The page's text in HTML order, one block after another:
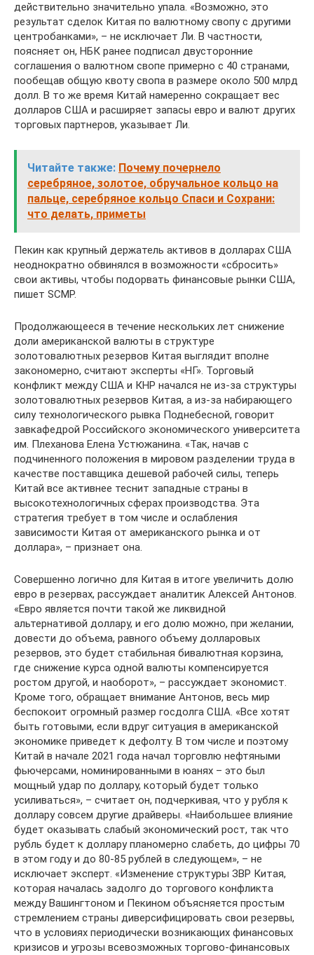
действительно значительно упала. «Возможно, это
результат сделок Китая по валютному свопу с другими
центробанками», – не исключает Ли. В частности,
поясняет он, НБК ранее подписал двусторонние
соглашения о валютном свопе примерно с 40 странами,
пообещав общую квоту свопа в размере около 500 млрд
долл. В то же время Китай намеренно сокращает вес
долларов США и расширяет запасы евро и валют других
торговых партнеров, указывает Ли.
Читайте также: Почему почернело
серебряное, золотое, обручальное кольцо на
пальце, серебряное кольцо Спаси и Сохрани:
что делать, приметы
Пекин как крупный держатель активов в долларах США
неоднократно обвинялся в возможности «сбросить»
свои активы, чтобы подорвать финансовые рынки США,
пишет SCMP.
Продолжающееся в течение нескольких лет снижение
доли американской валюты в структуре
золотовалютных резервов Китая выглядит вполне
закономерно, считают эксперты «НГ». Торговый
конфликт между США и КНР начался не из-за структуры
золотовалютных резервов Китая, а из-за набирающего
силу технологического рывка Поднебесной, говорит
завкафедрой Российского экономического университета
им. Плеханова Елена Устюжанина. «Так, начав с
подчиненного положения в мировом разделении труда в
качестве поставщика дешевой рабочей силы, теперь
Китай все активнее теснит западные страны в
высокотехнологичных сферах производства. Эта
стратегия требует в том числе и ослабления
зависимости Китая от американского рынка и от
доллара», – признает она.
Совершенно логично для Китая в итоге увеличить долю
евро в резервах, рассуждает аналитик Алексей Антонов.
«Евро является почти такой же ликвидной
альтернативой доллару, и его долю можно, при желании,
довести до объема, равного объему долларовых
резервов, это будет стабильная бивалютная корзина,
где снижение курса одной валюты компенсируется
ростом другой, и наоборот», – рассуждает экономист.
Кроме того, обращает внимание Антонов, весь мир
беспокоит огромный размер госдолга США. «Все хотят
быть готовыми, если вдруг ситуация в американской
экономике приведет к дефолту. В том числе и поэтому
Китай в начале 2021 года начал торговлю нефтяными
фьючерсами, номинированными в юанях – это был
мощный удар по доллару, который будет только
усиливаться», – считает он, подчеркивая, что у рубля к
доллару совсем другие драйверы. «Наибольшее влияние
будет оказывать слабый экономический рост, так что
рубль будет к доллару планомерно слабеть, до цифры 70
в этом году и до 80-85 рублей в следующем», – не
исключает эксперт. «Изменение структуры ЗВР Китая,
которая началась задолго до торгового конфликта
между Вашингтоном и Пекином объясняется простым
стремлением страны диверсифицировать свои резервы,
что в условиях периодически возникающих финансовых
кризисов и угрозы всевозможных торгово-финансовых